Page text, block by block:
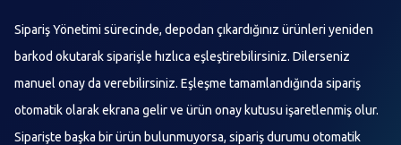
Sipariş Yönetimi sürecinde, depodan çıkardığınız ürünleri yeniden
barkod okutarak siparişle hızlıca eşleştirebilirsiniz. Dilerseniz
manuel onay da verebilirsiniz. Eşleşme tamamlandığında sipariş
otomatik olarak ekrana gelir ve ürün onay kutusu işaretlenmiş olur.
Siparişte başka bir ürün bulunmuyorsa, sipariş durumu otomatik